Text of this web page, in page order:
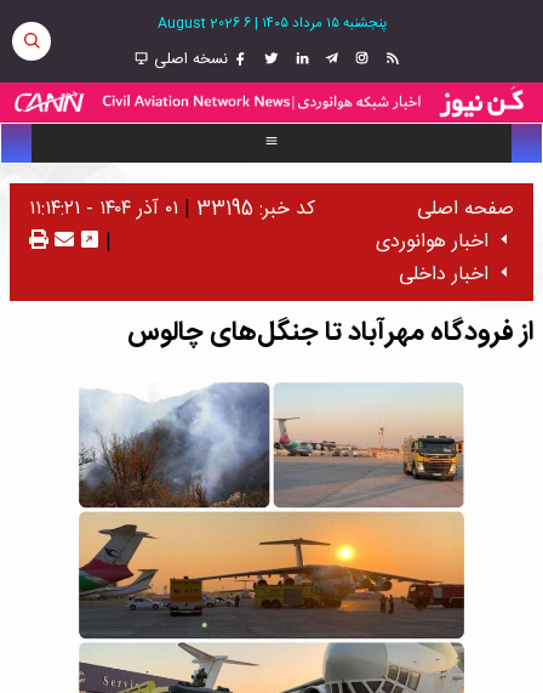
پنجشنبه ۱۵ مرداد ۱۴۰۵ |
6 August 2026
نسخه اصلی
صفحه اصلی
اخبار هوانوردی
اخبار داخلی
کد خبر: 33195 | ۰۱ آذر ۱۴۰۴ - ۱۱:۱۴:۲۱
|
از فرودگاه مهرآباد تا جنگل‌های چالوس